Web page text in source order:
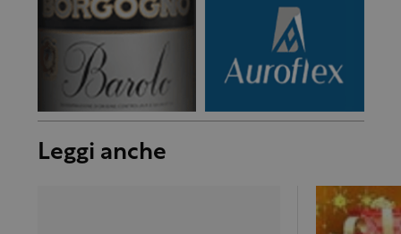
Leggi anche